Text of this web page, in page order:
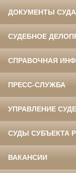
ДОКУМЕНТЫ СУДА
СУДЕБНОЕ
СПРАВОЧНАЯ
ПРЕСС-СЛУЖБА
УПРАВЛЕНИЕ
СУДЫ СУБЪЕКТА
ВАКАНСИИ